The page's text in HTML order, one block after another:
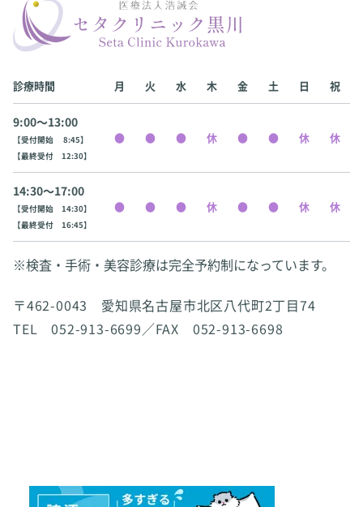
診療時間 月 火 水 木 金 土 日 祝
9:00〜13:00
【受付開始 8:45】
【最終受付 12:30】
14:30〜17:00
【受付開始 14:30】
【最終受付 16:45】
※検査・手術・美容診療は完全予約制になっています。
〒462-0043 愛知県名古屋市北区八代町2丁目74
TEL 052-913-6699／FAX 052-913-6698